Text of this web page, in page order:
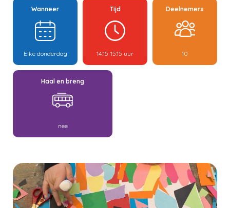
Wanneer
Elke donderdag
Tijd
14:15-15.15 uur
Deelnemers
10
Haal en breng
nee